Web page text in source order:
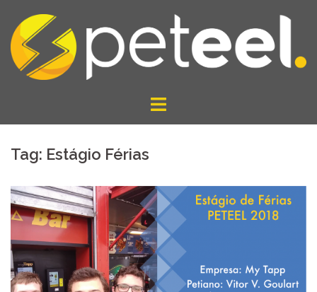
para
conteúdo
Tag: Estágio Férias